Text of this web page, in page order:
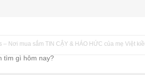
– Nơi mua sắm TIN CẬY & HÁO HỨC của mẹ Việt